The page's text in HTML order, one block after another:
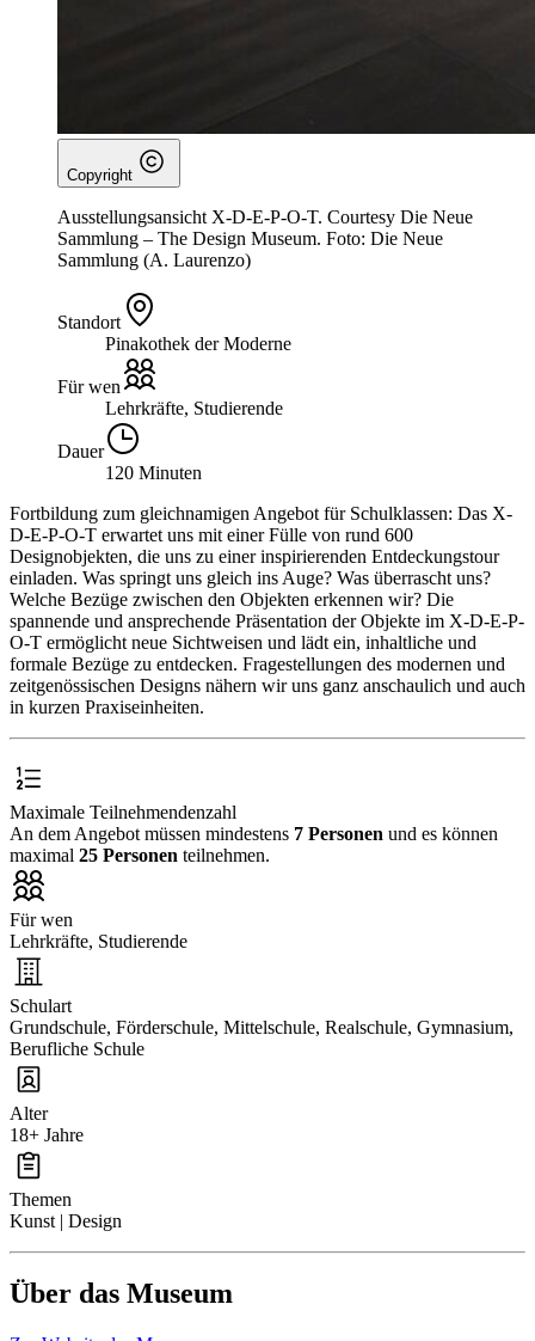
Copyright
Ausstellungsansicht X-D-E-P-O-T. Courtesy Die Neue
Sammlung – The Design Museum. Foto: Die Neue
Sammlung (A. Laurenzo)
Standort
Pinakothek der Moderne
Für wen
Lehrkräfte, Studierende
Dauer
120 Minuten
Fortbildung zum gleichnamigen Angebot für Schulklassen: Das X-
D-E-P-O-T erwartet uns mit einer Fülle von rund 600
Designobjekten, die uns zu einer inspirierenden Entdeckungstour
einladen. Was springt uns gleich ins Auge? Was überrascht uns?
Welche Bezüge zwischen den Objekten erkennen wir? Die
spannende und ansprechende Präsentation der Objekte im X-D-E-P-
O-T ermöglicht neue Sichtweisen und lädt ein, inhaltliche und
formale Bezüge zu entdecken. Fragestellungen des modernen und
zeitgenössischen Designs nähern wir uns ganz anschaulich und auch
in kurzen Praxiseinheiten.
Maximale Teilnehmendenzahl
An dem Angebot müssen mindestens 7 Personen und es können
maximal 25 Personen teilnehmen.
Für wen
Lehrkräfte, Studierende
Schulart
Grundschule, Förderschule, Mittelschule, Realschule, Gymnasium,
Berufliche Schule
Alter
18+ Jahre
Themen
Kunst | Design
Über das Museum